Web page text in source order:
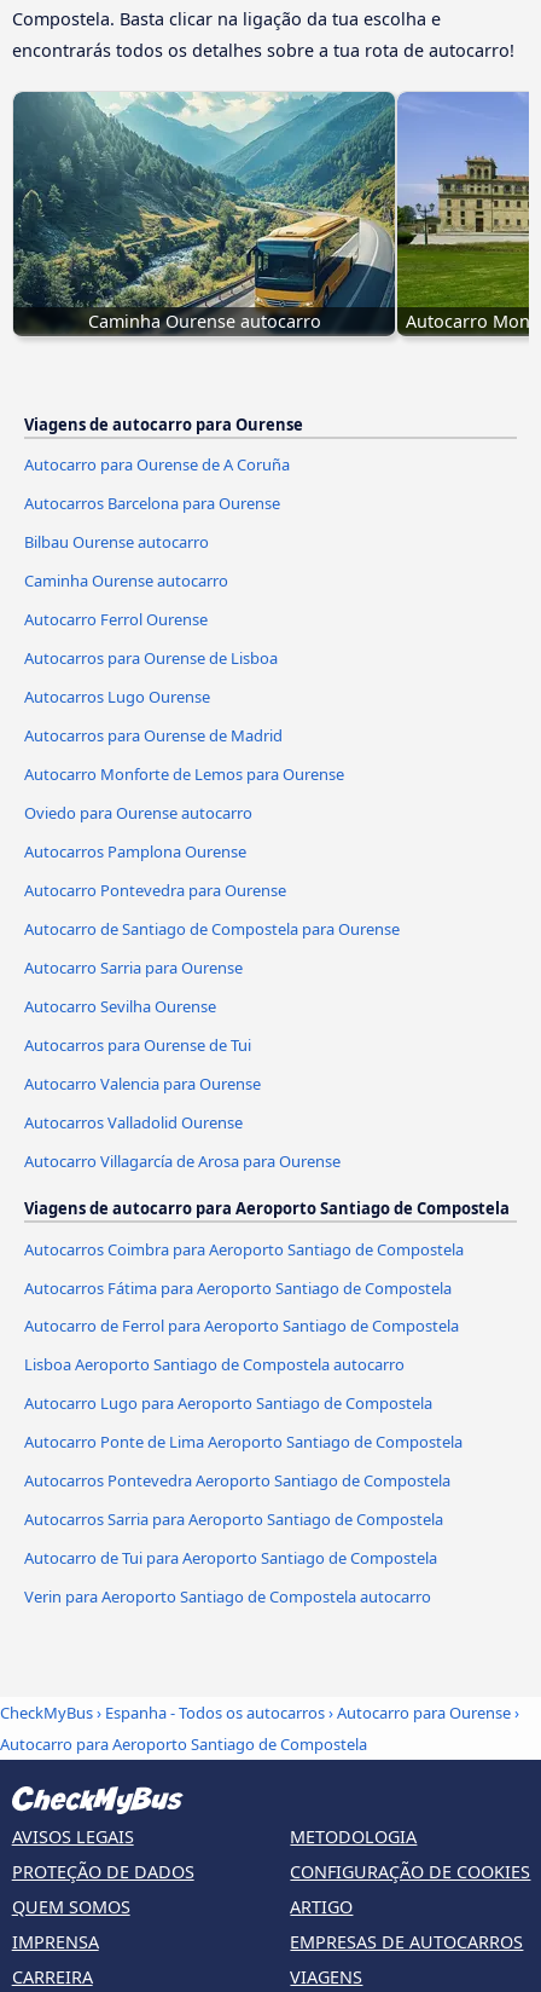
Compostela. Basta clicar na ligação da tua escolha e
encontrarás todos os detalhes sobre a tua rota de autocarro!
Caminha Ourense autocarro Autocarro
Viagens de autocarro para Ourense
Autocarro para Ourense de A Coruña
Autocarros Barcelona para Ourense
Bilbau Ourense autocarro
Caminha Ourense autocarro
Autocarro Ferrol Ourense
Autocarros para Ourense de Lisboa
Autocarros Lugo Ourense
Autocarros para Ourense de Madrid
Autocarro Monforte de Lemos para Ourense
Oviedo para Ourense autocarro
Autocarros Pamplona Ourense
Autocarro Pontevedra para Ourense
Autocarro de Santiago de Compostela para Ourense
Autocarro Sarria para Ourense
Autocarro Sevilha Ourense
Autocarros para Ourense de Tui
Autocarro Valencia para Ourense
Autocarros Valladolid Ourense
Autocarro Villagarcía de Arosa para Ourense
Viagens de autocarro para Aeroporto Santiago de Compostela
Autocarros Coimbra para Aeroporto Santiago de Compostela
Autocarros Fátima para Aeroporto Santiago de Compostela
Autocarro de Ferrol para Aeroporto Santiago de Compostela
Lisboa Aeroporto Santiago de Compostela autocarro
Autocarro Lugo para Aeroporto Santiago de Compostela
Autocarro Ponte de Lima Aeroporto Santiago de Compostela
Autocarros Pontevedra Aeroporto Santiago de Compostela
Autocarros Sarria para Aeroporto Santiago de Compostela
Autocarro de Tui para Aeroporto Santiago de Compostela
Verin para Aeroporto Santiago de Compostela autocarro
CheckMyBus› Espanha - Todos os autocarros›Autocarro para Ourense›
Autocarro para Aeroporto Santiago de Compostela
AVISOS LEGAIS
PROTEÇÃO DE DADOS
QUEM SOMOS
IMPRENSA
CARREIRA
METODOLOGIA
CONFIGURAÇÃO DE COOKIES
ARTIGO
EMPRESAS DE AUTOCARROS
VIAGENS